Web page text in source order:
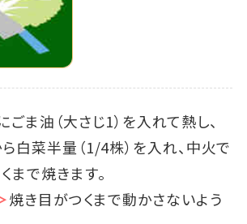
ごま油（大さじ1）を入れて熱し、
白菜半量（1/4株）を入れ、中火で
まで焼きます。
焼き目がつくまで動かさないよう